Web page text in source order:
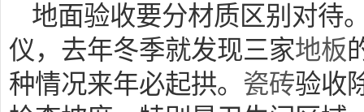
地面验收要分材质区别对待
仪，去年冬季就发现三家地板
种情况来年必起拱。 瓷砖验收